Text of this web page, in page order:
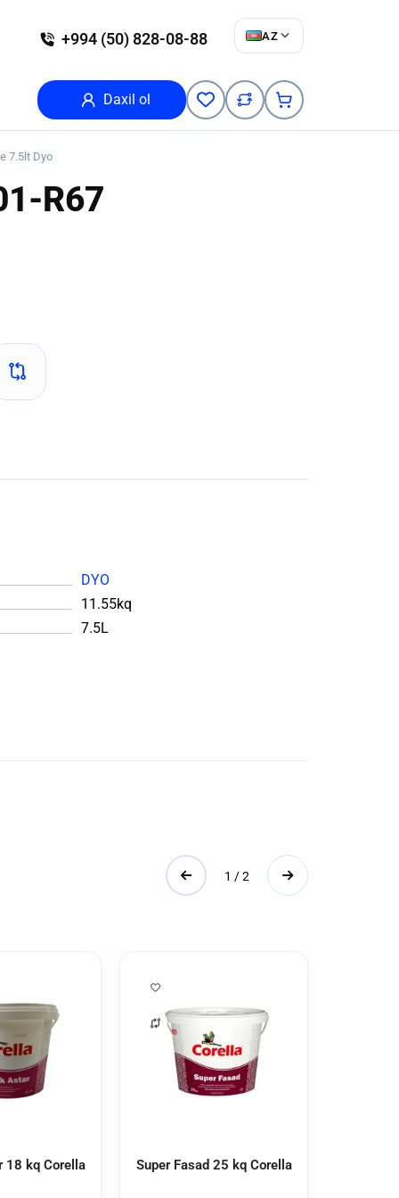
+994 (50) 828-08-88 AZ
Daxil ol
7.5lt Dyo
R67
DYO
11.55kq
7.5L
18 kq Corella Super Fasad 25 kq Corella
1 / 2